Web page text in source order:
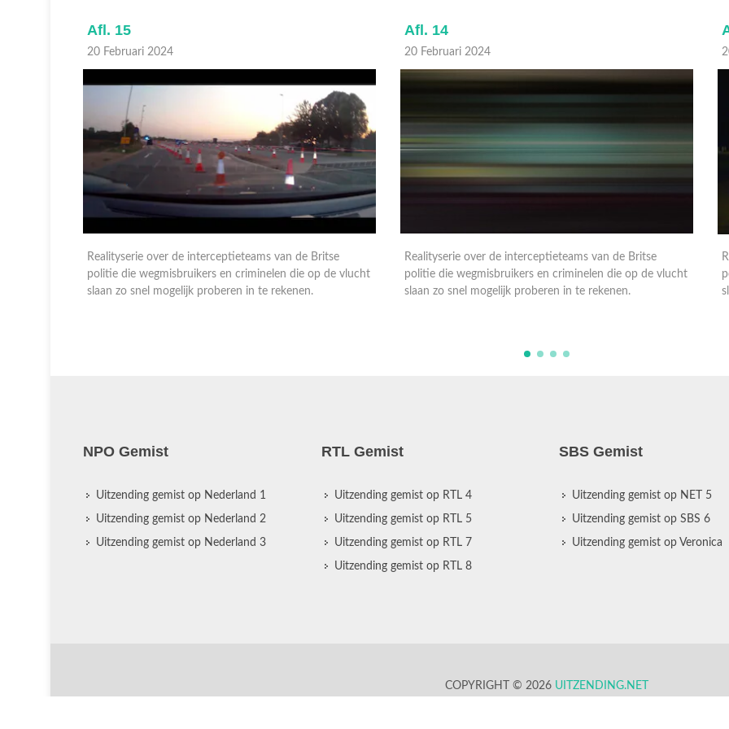
Afl. 15
20 Februari 2024
Realityserie over de interceptieteams van de Britse
politie die wegmisbruikers en criminelen die op de vlucht
slaan zo snel mogelijk proberen in te rekenen.
Afl. 14
20 Februari 2024
Realityserie over de interceptieteams van de Britse
politie die wegmisbruikers en criminelen die op de vlucht
slaan zo snel mogelijk proberen in te rekenen.
NPO Gemist
Uitzending gemist op Nederland 1
Uitzending gemist op Nederland 2
Uitzending gemist op Nederland 3
RTL Gemist
Uitzending gemist op RTL 4
Uitzending gemist op RTL 5
Uitzending gemist op RTL 7
Uitzending gemist op RTL 8
SBS Gemist
Uitzending gemist op NET 5
Uitzending gemist op SBS 6
Uitzending gemist op Veronica
COPYRIGHT © 2026 UITZENDING.NET